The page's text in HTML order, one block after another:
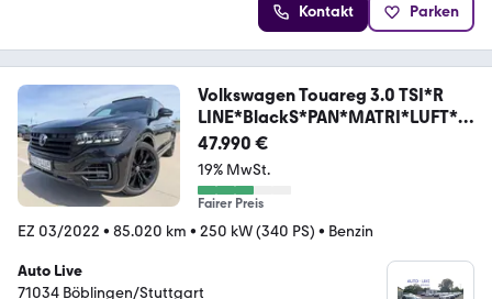
Kontakt Parken
Volkswagen Touareg 3.0 TSI*R
LINE*BlackS*PAN*MATRI*LUFT*V
OL
47.990 €
19% MwSt.
Fairer Preis
EZ 03/2022 • 85.020 km • 250 kW (340 PS) • Benzin
Auto Live
71034 Böblingen/Stuttgart